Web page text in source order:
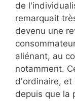
de
remarquait
devenu une
aliénant, au
notamment.
d'ordinaire, et
depuis que la